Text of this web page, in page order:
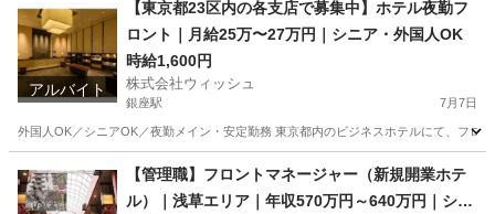
アルバイト
【東京都23区内の各支店で募集中】ホテル夜勤フ
ロント｜月給25万〜27万円｜シニア・外国人OK
時給1,600円
株式会社ウィッシュ
銀座駅 7月7日
外国人OK／シニアOK／夜勤メイン・安定勤務 東京都内のビジネスホテルにて、フロ
銀座駅 時給
【管理職】フロントマネージャー（新規開業ホテ
ル）｜浅草エリア｜年収570万円～640万円｜シニ